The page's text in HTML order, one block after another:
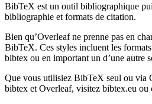
BibTeX est un outil bibliographique
bibliographie et formats de citation.
Bien qu’Overleaf ne prenne pas en
BibTeX. Ces styles incluent les
bibtex ou en important un d’une autre
Que vous utilisiez BibTeX seul ou via
bibtex et Overleaf, visitez bibtex.eu ou